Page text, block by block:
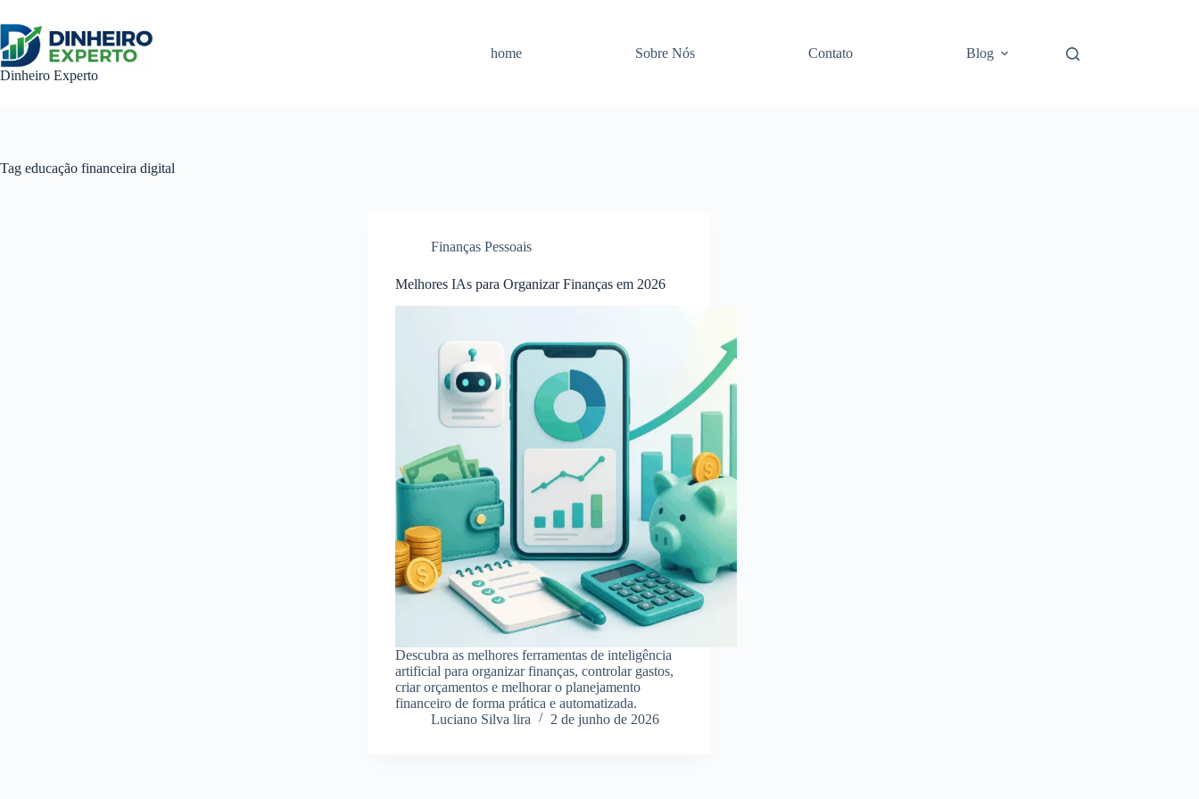
para
conteúdo
Dinheiro Experto
home Sobre Nós Contato Blog
Tag educação financeira digital
Finanças Pessoais
Melhores IAs para Organizar Finanças em 2026
Descubra as melhores ferramentas de inteligência
artificial para organizar finanças, controlar gastos,
criar orçamentos e melhorar o planejamento
financeiro de forma prática e automatizada.
Luciano Silva lira
2 de junho de 2026